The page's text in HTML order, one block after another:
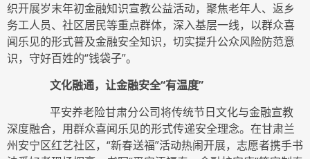
织开展岁末年初金融知识宣教公益活动，聚焦老年人、返乡
务工人员、社区居民等重点群体，深入基层一线，以群众喜
闻乐见的形式普及金融安全知识，切实提升公众风险防范意
识，守好百姓的“钱袋子”。
文化融通，让金融安全“有温度”
平安养老险甘肃分公司将传统节日文化与金融宣教
深度融合，用群众喜闻乐见的形式传递安全理念。在甘肃兰
州安宁区红艺社区，“新春送福”活动热闹开展，志愿者携手书